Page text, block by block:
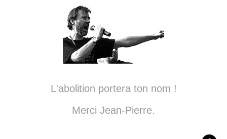
L'abolition portera ton nom !
Merci Jean-Pierre.